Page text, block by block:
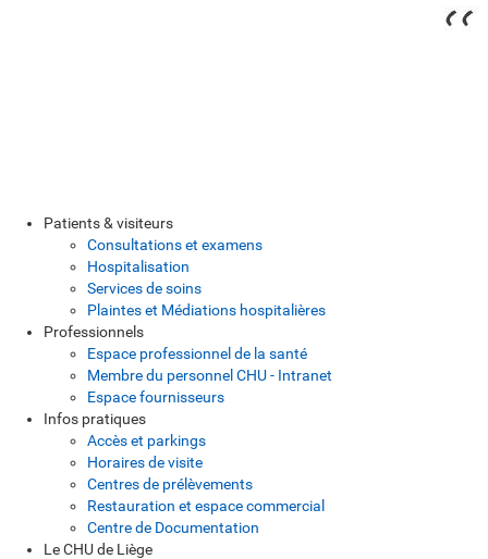
Patients & visiteurs
Consultations et examens
Hospitalisation
Services de soins
Plaintes et Médiations hospitalières
Professionnels
Espace professionnel de la santé
Membre du personnel CHU - Intranet
Espace fournisseurs
Infos pratiques
Accès et parkings
Horaires de visite
Centres de prélèvements
Restauration et espace commercial
Centre de Documentation
Le CHU de Liège